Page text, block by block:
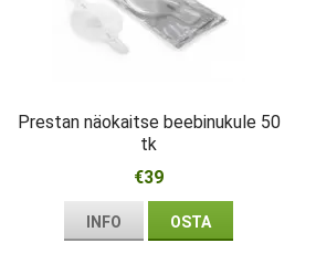
Prestan näokaitse beebinukule 50
tk
€39
INFO OSTA